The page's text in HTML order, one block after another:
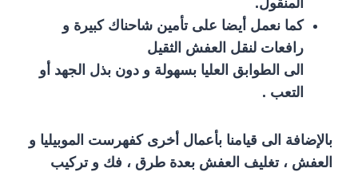
المنقول.
كما نعمل أيضا على تأمين شاحناك كبيرة و
رافعات لنقل العفش الثقيل
الى الطوابق العليا بسهولة و دون بذل الجهد أو
التعب .
بالإضافة الى قيامنا بأعمال أخرى كفهرست الموبيليا و
العفش ، تغليف العفش بعدة طرق ، فك و تركيب